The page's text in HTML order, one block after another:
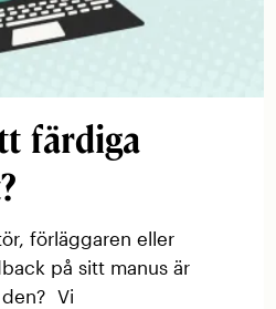
färdiga
förläggaren eller
på sitt manus är
Vi